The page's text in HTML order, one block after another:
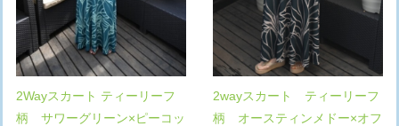
2Wayスカート ティーリーフ
柄 サワーグリーン×ピーコッ
2wayスカート ティーリーフ
柄 オースティンメドー×オフ